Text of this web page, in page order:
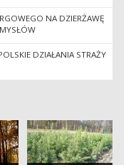
NA DZIERŻAWĘ
DZIAŁANIA STRAŻY